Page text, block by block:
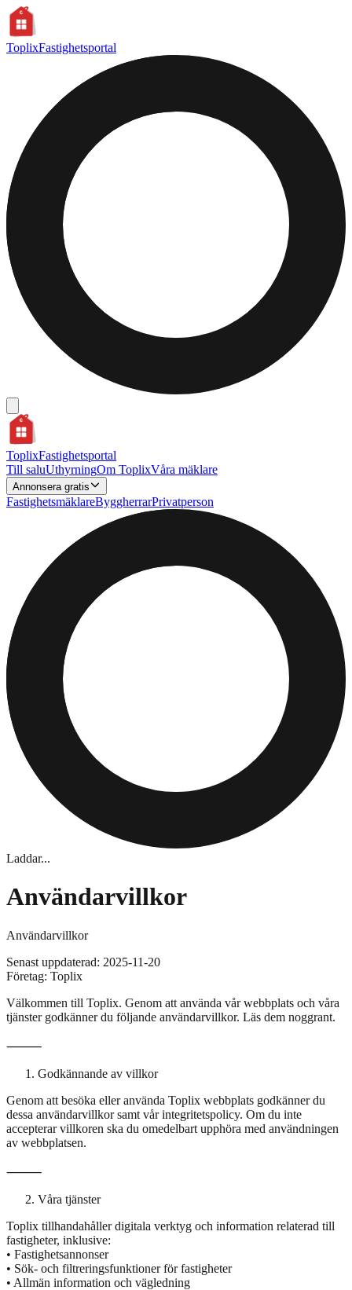
ToplixFastighetsportal
ToplixFastighetsportal
Till saluUthyrningOm ToplixVåra mäklare
Annonsera gratis
FastighetsmäklareByggherrarPrivatperson
Laddar...
Användarvillkor
Användarvillkor
Senast uppdaterad: 2025-11-20
Företag: Toplix
Välkommen till Toplix. Genom att använda vår webbplats och våra
tjänster godkänner du följande användarvillkor. Läs dem noggrant.
⸻
Godkännande av villkor
Genom att besöka eller använda Toplix webbplats godkänner du
dessa användarvillkor samt vår integritetspolicy. Om du inte
accepterar villkoren ska du omedelbart upphöra med användningen
av webbplatsen.
⸻
Våra tjänster
Toplix tillhandahåller digitala verktyg och information relaterad till
fastigheter, inklusive:
• Fastighetsannonser
• Sök- och filtreringsfunktioner för fastigheter
• Allmän information och vägledning